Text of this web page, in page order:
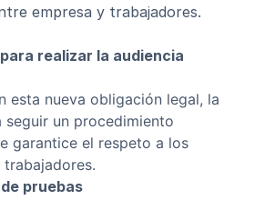
empresa y trabajadores.
realizar la audiencia
esta nueva obligación legal, la
seguir un procedimiento
garantice el respeto a los
pruebas